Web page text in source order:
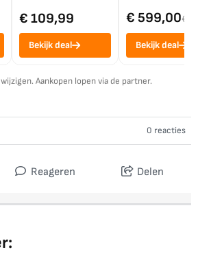
€ 109,99
Bekijk deal
€ 599,00€
Bekijk deal
Aankopen lopen via de partner.
0 reacties
Reageren Delen